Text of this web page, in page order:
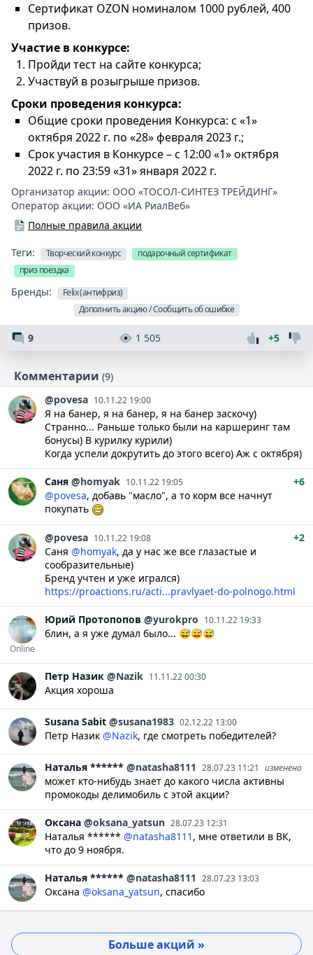
Сертификат OZON номиналом 1000 рублей, 400
призов.
Участие в конкурсе:
Пройди тест на сайте конкурса;
Участвуй в розыгрыше призов.
Сроки проведения конкурса:
Общие сроки проведения Конкурса: с «1»
октября 2022 г. по «28» февраля 2023 г.;
Срок участия в Конкурсе – с 12:00 «1» октября
2022 г. по 23:59 «31» января 2022 г.
Организатор акции: ООО «ТОСОЛ-СИНТЕЗ ТРЕЙДИНГ»
Оператор акции: ООО «ИА РиалВеб»
Полные правила акции
Теги: Творческий конкурс
подарочный сертификат
приз поездка
Бренды:
Felix (антифриз)
Дополнить акцию / Сообщить об ошибке
9 1 505 +5
Комментарии (9)
@povesa 10.11.22 19:00
Я на банер, я на банер, я на банер заскочу)
Странно... Раньше только были на каршеринг там
бонусы) В курилку курили)
Когда успели докрутить до этого всего) Аж с октября)
Саня @homyak 10.11.22 19:05
+6
@povesa, добавь "масло", а то корм все начнут
покупать
@povesa 10.11.22 19:08
+2
Саня @homyak, да у нас же все глазастые и
сообразительные)
Бренд учтен и уже игрался)
https://proactions.ru/acti...pravlyaet-do-polnogo.html
Online
Юрий Протопопов @yurokpro 10.11.22 19:33
блин, а я уже думал было... 😅😅😅
Петр Назик @Nazik 11.11.22 00:30
Акция хороша
Susana Sabit @susana1983 02.12.22 13:00
Петр Назик @Nazik, где смотреть победителей?
Наталья ****** @natasha8111 28.07.23 11:21 изменено
может кто-нибудь знает до какого числа активны
промокоды делимобиль с этой акции?
Оксана @oksana_yatsun 28.07.23 12:31
Наталья ****** @natasha8111 , мне ответили в ВК,
что до 9 ноября.
Наталья ****** @natasha8111 28.07.23 13:03
Оксана @oksana_yatsun, спасибо
Больше акций »